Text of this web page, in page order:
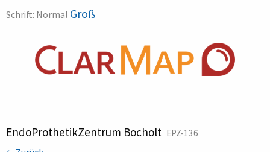
Schrift: Normal Groß
EndoProthetikZentrum Bocholt EPZ-136